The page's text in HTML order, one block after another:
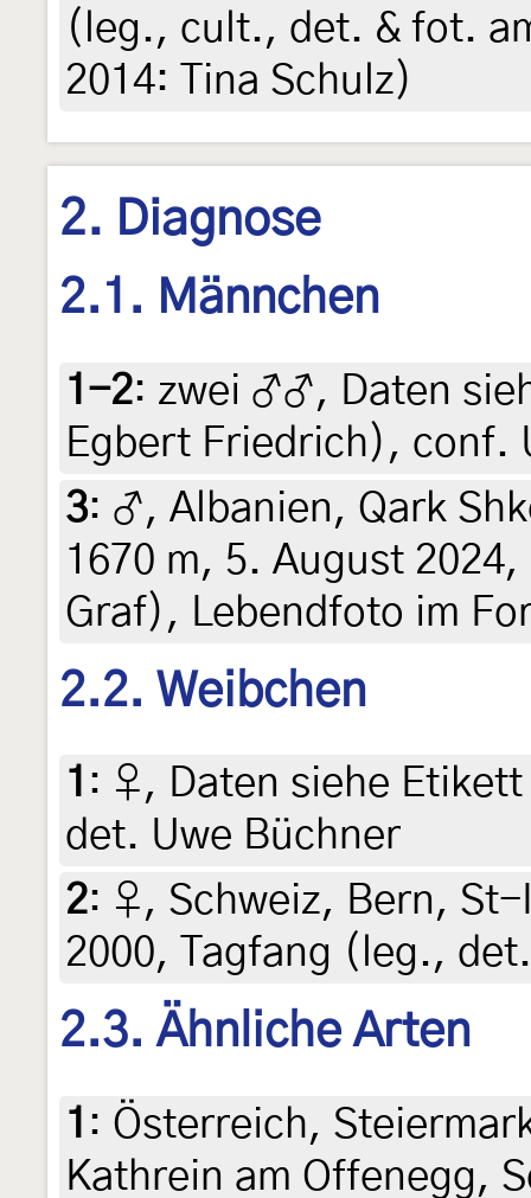
(leg., cult., det. & fot.
2014: Tina Schulz)
2. Diagnose
2.1. Männchen
1-2: zwei ♂♂, Daten
Egbert Friedrich), conf.
3: ♂, Albanien, Qark
1670 m, 5. August
Graf), Lebendfoto im
2.2. Weibchen
1 : ♀, Daten siehe
det. Uwe Büchner
2: ♀, Schweiz, Bern,
2000, Tagfang (leg.,
2.3. Ähnliche Arten
1 : Österreich,
Kathrein am Offenegg,